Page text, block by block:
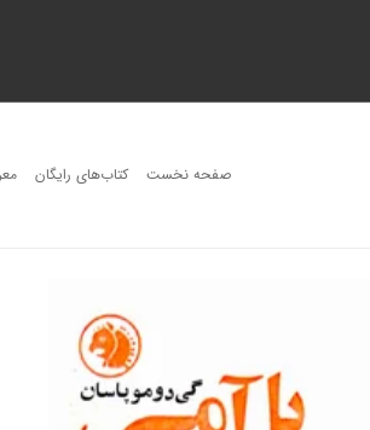
صفحه نخست کتاب‌های رایگان